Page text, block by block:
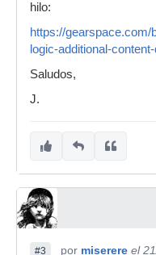
hilo:
https://gearspace.com/
logic-additional-
Saludos,
J.
#3 por miserere el